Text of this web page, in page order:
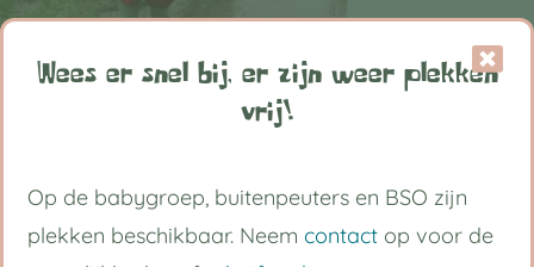
Ook zonder toeslag: jouw
peuter is welkom!
Peuteropvang voor iedereen
Wist je dat je peuter ook welkom is bij
Wees er snel bij, er zijn weer plekken
vrij!
Op de babygroep, buitenpeuters en BSO zijn
plekken beschikbaar. Neem contactop voor de